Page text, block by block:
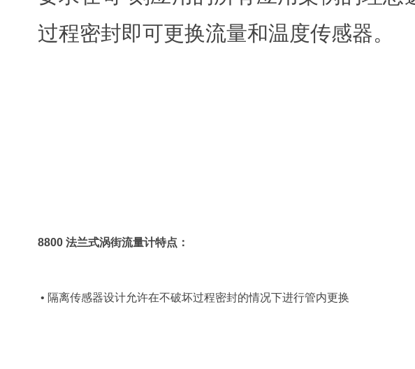
过程密封即可更换流量和温度传感器。
8800 法兰式涡街流量计特点：
• 隔离传感器设计允许在不破坏过程密封的情况下进行管内更换